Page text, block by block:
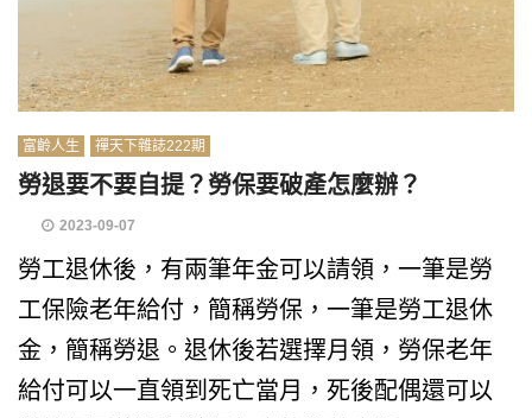
富齡人生 禪天下雜誌222期
勞退要不要自提？勞保要破產怎麼辦？
2023-09-07
勞工退休後，有兩筆年金可以請領，一筆是勞
工保險老年給付，簡稱勞保，一筆是勞工退休
金，簡稱勞退。退休後若選擇月領，勞保老年
給付可以一直領到死亡當月，死後配偶還可以